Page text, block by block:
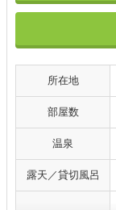
所在地
部屋数
温泉
露天／貸切風呂